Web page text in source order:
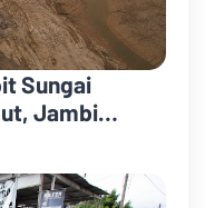
Sungai
Jambi
Bersih dan